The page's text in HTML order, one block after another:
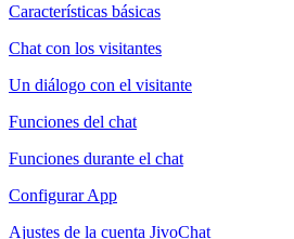
Características básicas
Chat con los visitantes
Un diálogo con el visitante
Funciones del chat
Funciones durante el chat
Configurar App
Ajustes de la cuenta JivoChat